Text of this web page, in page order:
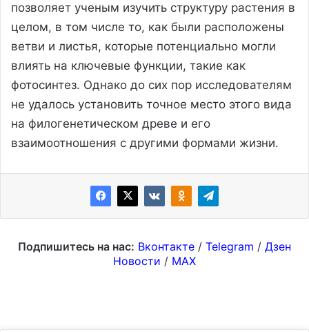
позволяет ученым изучить структуру растения в
целом, в том числе то, как были расположены
ветви и листья, которые потенциально могли
влиять на ключевые функции, такие как
фотосинтез. Однако до сих пор исследователям
не удалось установить точное место этого вида
на филогенетическом древе и его
взаимоотношения с другими формами жизни.
Подпишитесь на нас: Вконтакте / Telegram / Дзен
Новости / MAX